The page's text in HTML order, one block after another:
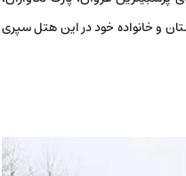
و خانواده خود در این هتل سپری